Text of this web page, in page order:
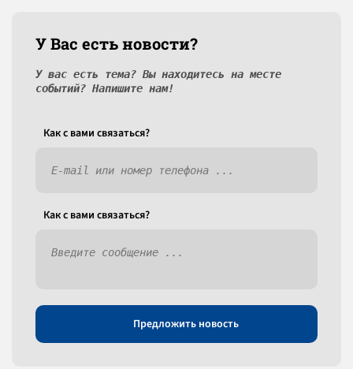
У Вас есть новости?
У вас есть тема? Вы находитесь на месте
событий? Напишите нам!
Как c вами связаться?
Как c вами связаться?
Предложить новость